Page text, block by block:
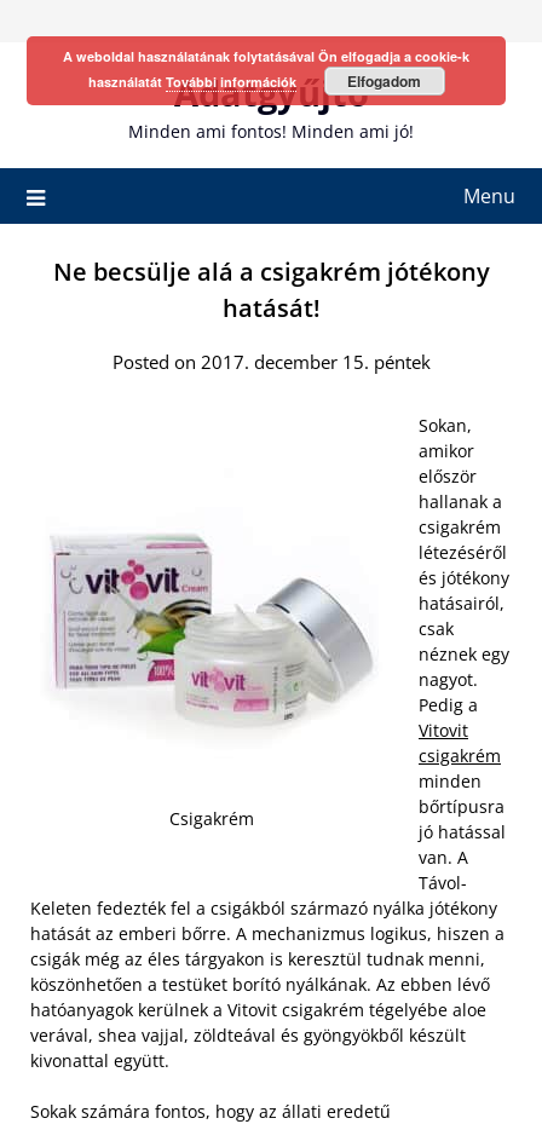
Adatgyűjtő
Minden ami fontos! Minden ami jó!
Menu
Ne becsülje alá a csigakrém jótékony
hatását!
Posted on 2017. december 15. péntek
Csigakrém
Sokan,
amikor
először
hallanak a
csigakrém
létezéséről
és jótékony
hatásairól,
csak
néznek egy
nagyot.
Pedig a
Vitovit
csigakrém
minden
bőrtípusra
jó hatással
van. A
Távol-
Keleten fedezték fel a csigákból származó nyálka jótékony
hatását az emberi bőrre. A mechanizmus logikus, hiszen a
csigák még az éles tárgyakon is keresztül tudnak menni,
köszönhetően a testüket borító nyálkának. Az ebben lévő
hatóanyagok kerülnek a Vitovit csigakrém tégelyébe aloe
verával, shea vajjal, zöldteával és gyöngyökből készült
kivonattal együtt.
Sokak számára fontos, hogy az állati eredetű
A weboldal használatának folytatásával Ön elfogadja a cookie-k
használatát További információk Elfogadom